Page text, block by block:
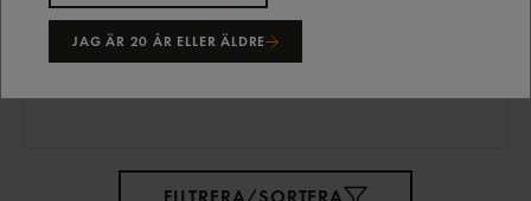
Matolja, Ättika
& Vinäger
JAG ÄR 20 ÅR ELLER ÄLDRE